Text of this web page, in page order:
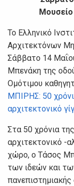
Το Ελληνικό
Αρχιτεκτόνων
Σάββατο 14
Μπενάκη της
Ομότιμου
ΜΠΙΡΗΣ: 50
αρχιτεκτονικό
Στα 50 χρόνια
αρχιτεκτονικό -
χώρο, ο Τάσος
των ιδεών και